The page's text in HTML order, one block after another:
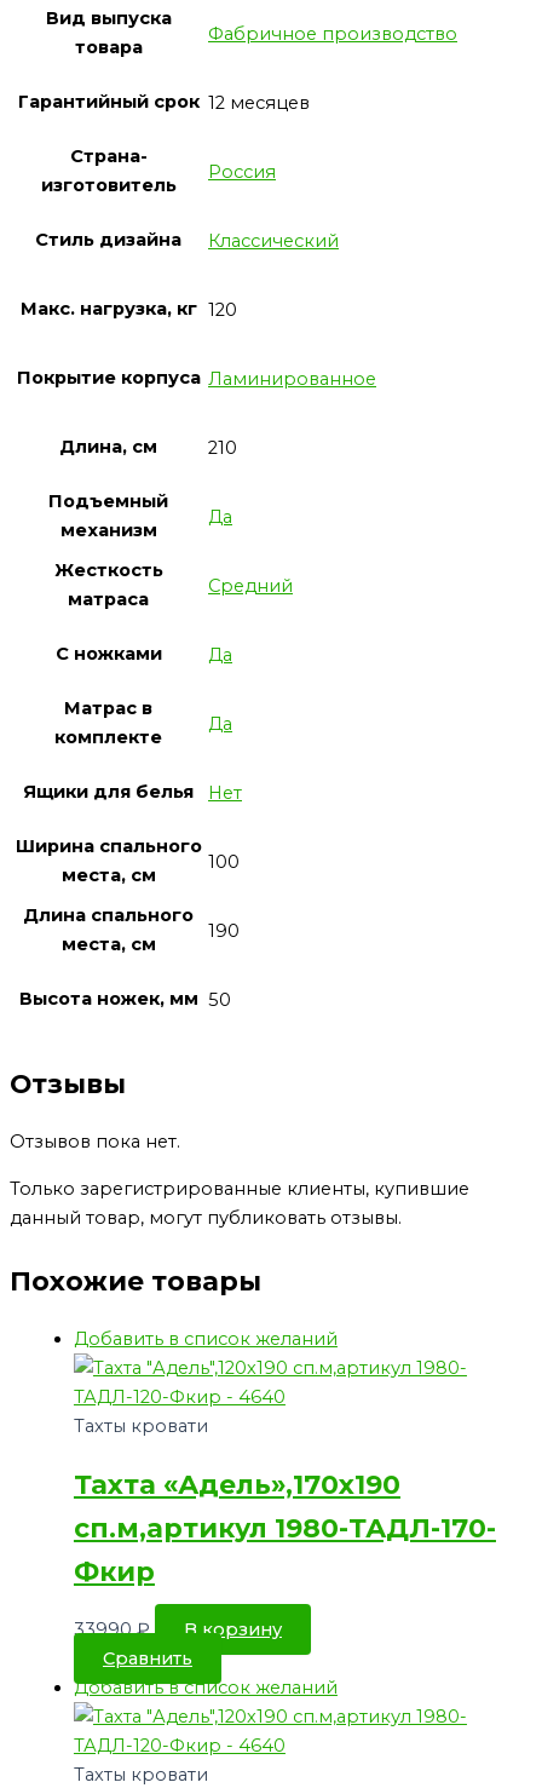
Вид выпуска
товара
Фабричное производство
Гарантийный срок 12 месяцев
Страна-
изготовитель
Россия
Стиль дизайна Классический
Макс. нагрузка, кг 120
Покрытие корпуса Ламинированное
Длина, см 210
Подъемный
механизм
Да
Жесткость
матраса
Средний
С ножками Да
Матрас в
комплекте
Да
Ящики для белья Нет
Ширина спального
места, см
100
Длина спального
места, см
190
Высота ножек, мм 50
Отзывы
Отзывов пока нет.
Только зарегистрированные клиенты, купившие
данный товар, могут публиковать отзывы.
Похожие товары
Добавить в список желаний
Тахты кровати
Тахта «Адель»,170х190
сп.м,артикул 1980-ТАДЛ-170-
Фкир
33990₽
В корзину
Сравнить
Добавить в список желаний
Тахты кровати